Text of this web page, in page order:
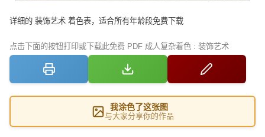
详细的 装饰艺术 着色表，适合所有年龄段免费下载
点击下面的按钮打印或下载此免费 PDF 成人复杂着色 : 装饰艺术
我涂色了这张图
与大家分享你的作品